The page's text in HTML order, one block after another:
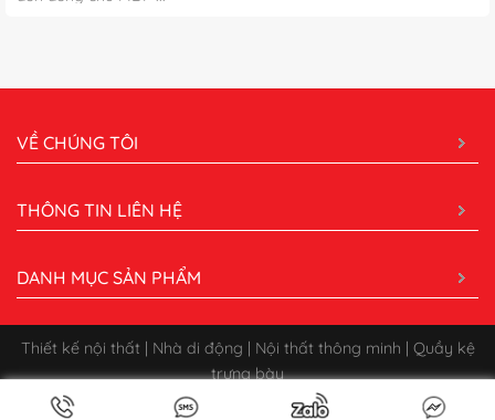
VỀ CHÚNG TÔI
THÔNG TIN LIÊN HỆ
DANH MỤC SẢN PHẨM
Thiết kế nội thất | Nhà di động | Nội thất thông minh | Quầy kệ
trưng bày
Bản quyền 2026 ©
CÔNG TY CỔ PHẦN XÂY DỰNG QUẢNG CÁO